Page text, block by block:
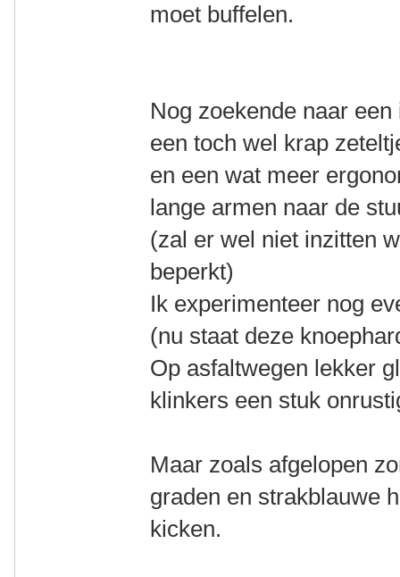
moet buffelen.
Nog zoekende naar
een toch wel krap
en een wat meer
lange armen naar de
(zal er wel niet inzitten
beperkt)
Ik experimenteer nog
(nu staat deze
Op asfaltwegen lekker
klinkers een stuk
Maar zoals afgelopen
graden en strakblauwe
kicken.